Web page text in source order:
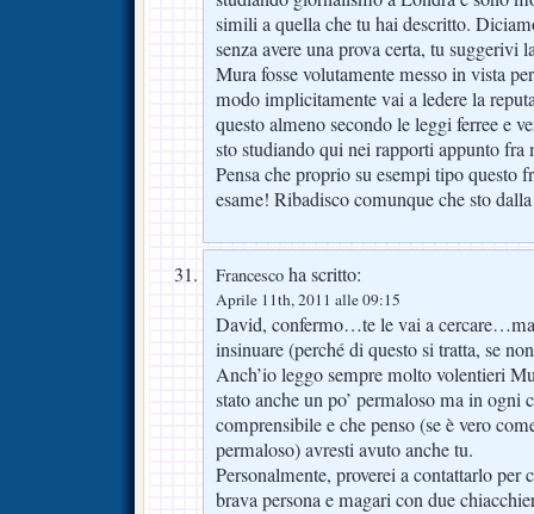
simili a quella che tu hai descritto.
senza avere una prova certa, tu suggerivi
Mura fosse volutamente messo in vista
modo implicitamente vai a ledere la
questo almeno secondo le leggi ferree e
sto studiando qui nei rapporti appunto fra
Pensa che proprio su esempi tipo questo
esame! Ribadisco comunque che sto
Francesco ha scritto:
Aprile 11th, 2011 alle 09:15
David, confermo…te le vai a
insinuare (perché di questo si tratta, se
Anch’io leggo sempre molto volentieri
stato anche un po’ permaloso ma in ogni
comprensibile e che penso (se è vero
permaloso) avresti avuto anche tu.
Personalmente, proverei a contattarlo
brava persona e magari con due